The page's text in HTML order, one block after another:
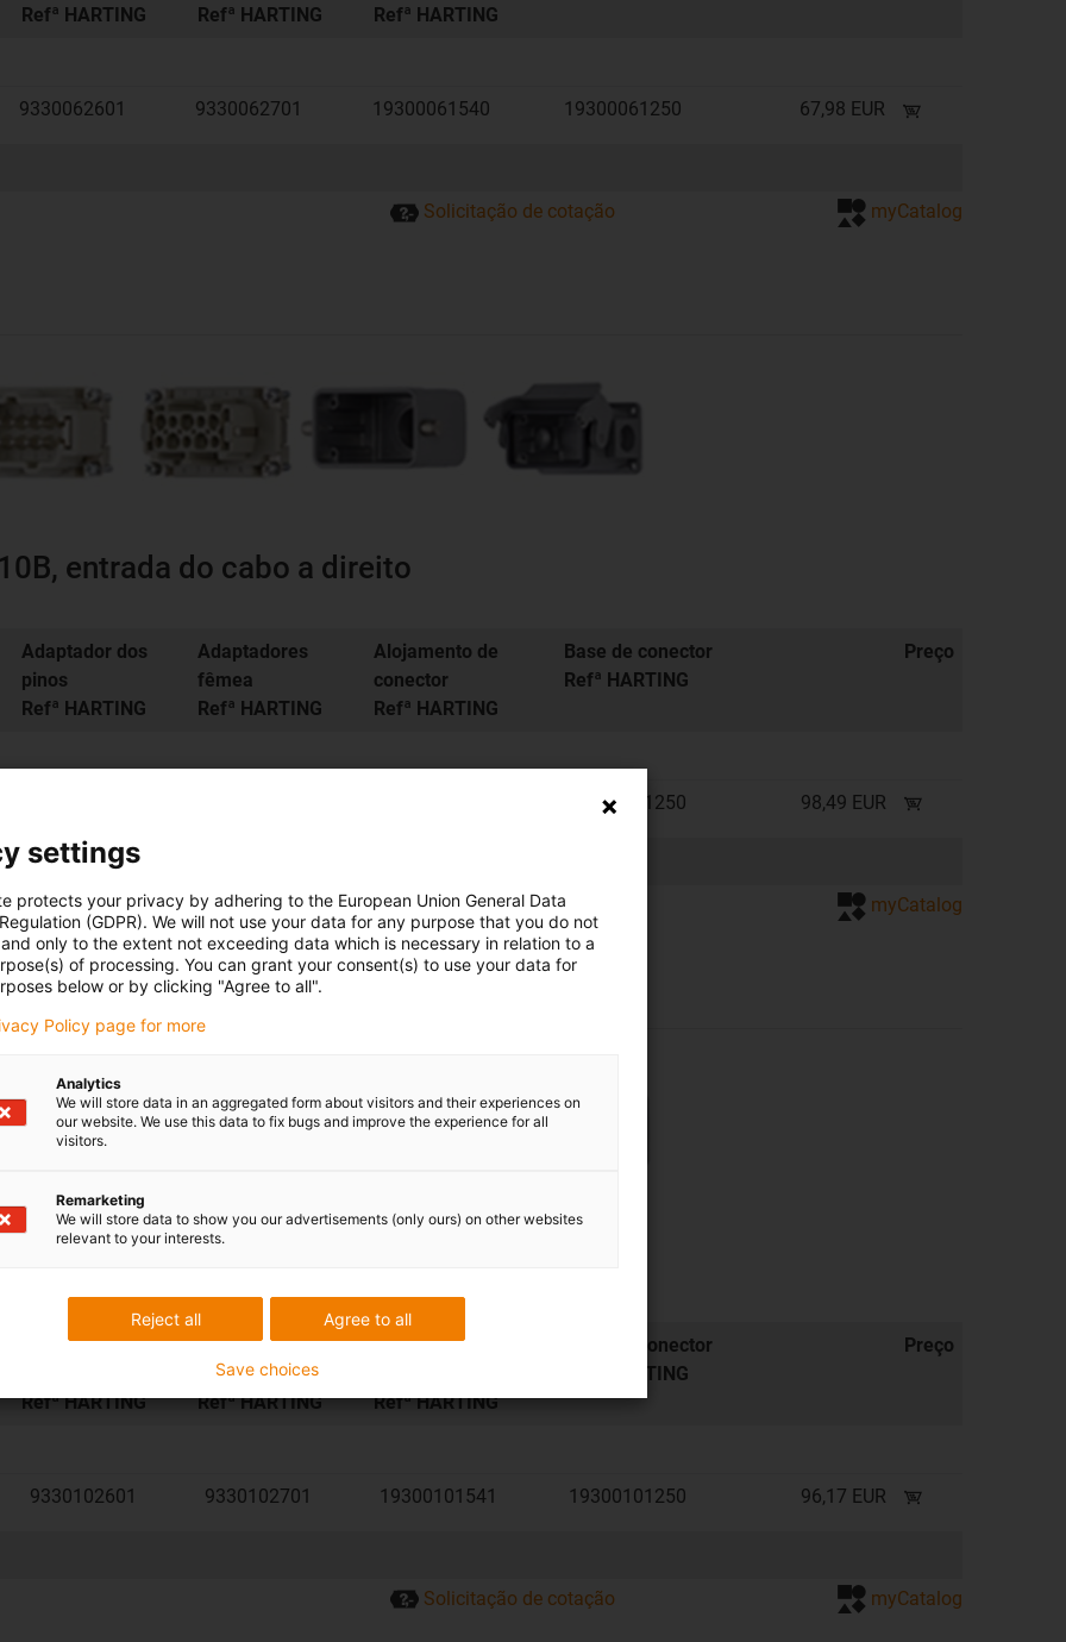
Refª HARTING
Refª HARTING
Refª HARTING
9330062601 9330062701 19300061540 19300061250 67,98 EUR
Solicitação de cotação myCatalog
entrada do cabo a direito
Adaptador dos
pinos
Refª HARTING
Adaptadores
fêmea
Refª HARTING
Alojamento de
conector
Refª HARTING
Base de conector
Refª HARTING
Preço
19300101250 98,49 EUR
Solicitação de cotação myCatalog
entrada do cabo angular
Adaptador dos
Refª HARTING
Adaptadores
fêmea
Refª HARTING
Alojamento de
Refª HARTING
Base de conector
Refª HARTING
Preço
9330102601 9330102701 19300101541 19300101250 96,17 EUR
Solicitação de cotação myCatalog
settings
protects your privacy by adhering to the European Union General Data
(GDPR). We will not use your data for any purpose that you do not
only to the extent not exceeding data which is necessary in relation to a
of processing. You can grant your consent(s) to use your data for
below or by clicking "Agree to all".
Policy page for more
Analytics
We will store data in an aggregated form about visitors and their experiences on
our website. We use this data to fix bugs and improve the experience for all
visitors.
Remarketing
We will store data to show you our advertisements (only ours) on other websites
relevant to your interests.
Agree to all
Reject all
Save choices